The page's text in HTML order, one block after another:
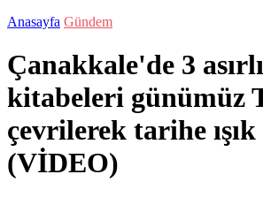
Anasayfa Gündem
Çanakkale'de 3
kitabeleri günümüz
çevrilerek tarihe
(VİDEO)